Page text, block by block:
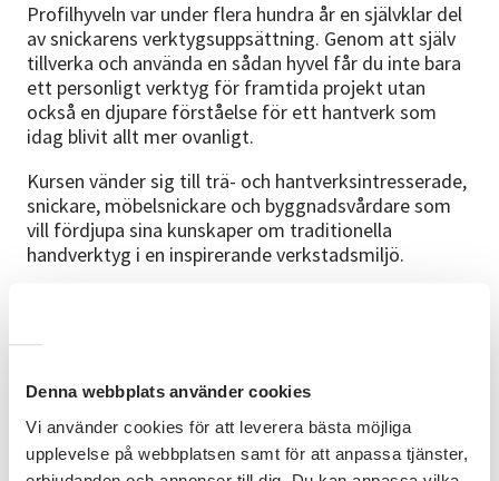
Denna webbplats använder cookies
Vi använder cookies för att leverera bästa möjliga
upplevelse på webbplatsen samt för att anpassa tjänster,
Profilhyveln var under flera hundra år en självklar del
av snickarens verktygsuppsättning. Genom att själv
tillverka och använda en sådan hyvel får du inte bara
ett personligt verktyg för framtida projekt utan
också en djupare förståelse för ett hantverk som
idag blivit allt mer ovanligt.
Kursen vänder sig till trä- och hantverksintresserade,
snickare, möbelsnickare och byggnadsvårdare som
vill fördjupa sina kunskaper om traditionella
handverktyg i en inspirerande verkstadsmiljö.
Datum:
Tid:9-16 samtliga dagar
Pris:3900 kr + material, 500 kr